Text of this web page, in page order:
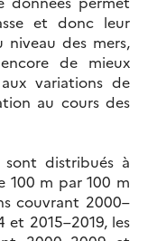
et donc leur
des mers,
de mieux
variations de
au cours des
sont distribués à
100 m par 100 m
couvrant 2000–
et 2015–2019, les